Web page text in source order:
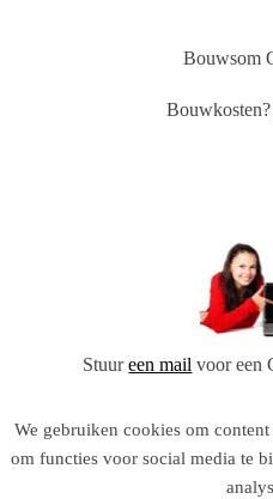
Bouwsom
Stuur een mail voor een
We gebruiken cookies om
om functies voor social media te